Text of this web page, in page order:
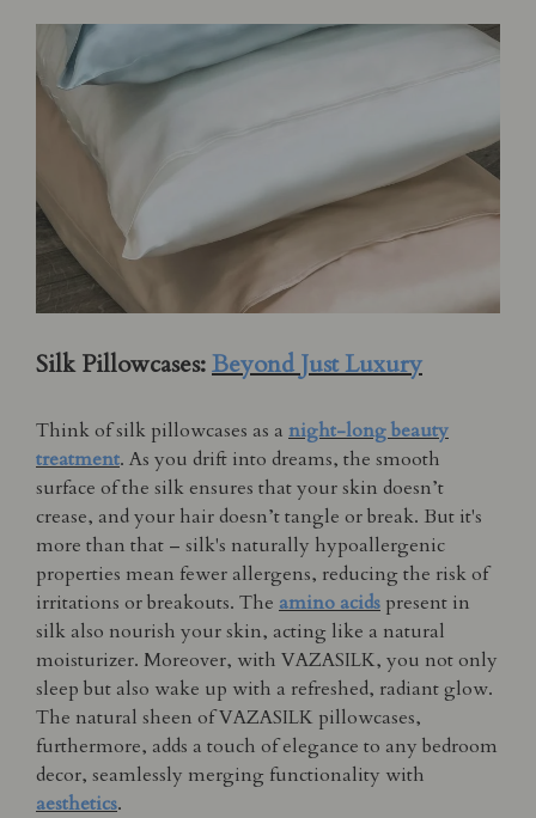
Silk Pillowcases:Beyond Just Luxury
Think of silk pillowcases as a night-long beauty
treatment. As you drift into dreams, the smooth
surface of the silk ensures that your skin doesn’t
crease, and your hair doesn’t tangle or break. But it's
more than that – silk's naturally hypoallergenic
properties mean fewer allergens, reducing the risk of
irritations or breakouts. The amino acids present in
silk also nourish your skin, acting like a natural
moisturizer. Moreover, with VAZASILK, you not only
sleep but also wake up with a refreshed, radiant glow.
The natural sheen of VAZASILK pillowcases,
furthermore, adds a touch of elegance to any bedroom
decor, seamlessly merging functionality with
aesthetics.